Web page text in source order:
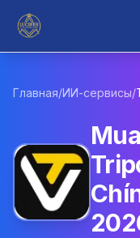
Главная/ИИ-сервисы/